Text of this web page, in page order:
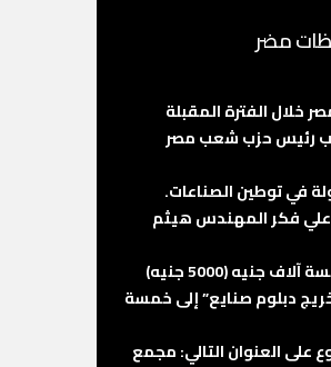
مضر
خلال الفترة المقبلة
رئيس حزب شعب مصر
في توطين الصناعات.
علي فكر المهندس هيثم
وأكد حسين أن المجمع يوفر قرابة 1000 فرصة عمل لشباب مصر ما بين المؤهلات العليا والمتوسطة والفنيين ومساعدين الفنيين، برواتب تبدأ من خمسة آلاف جنيه (5000 جنيه)
دبلوم صنايع” إلى خمسة
على العنوان التالي: مجمع